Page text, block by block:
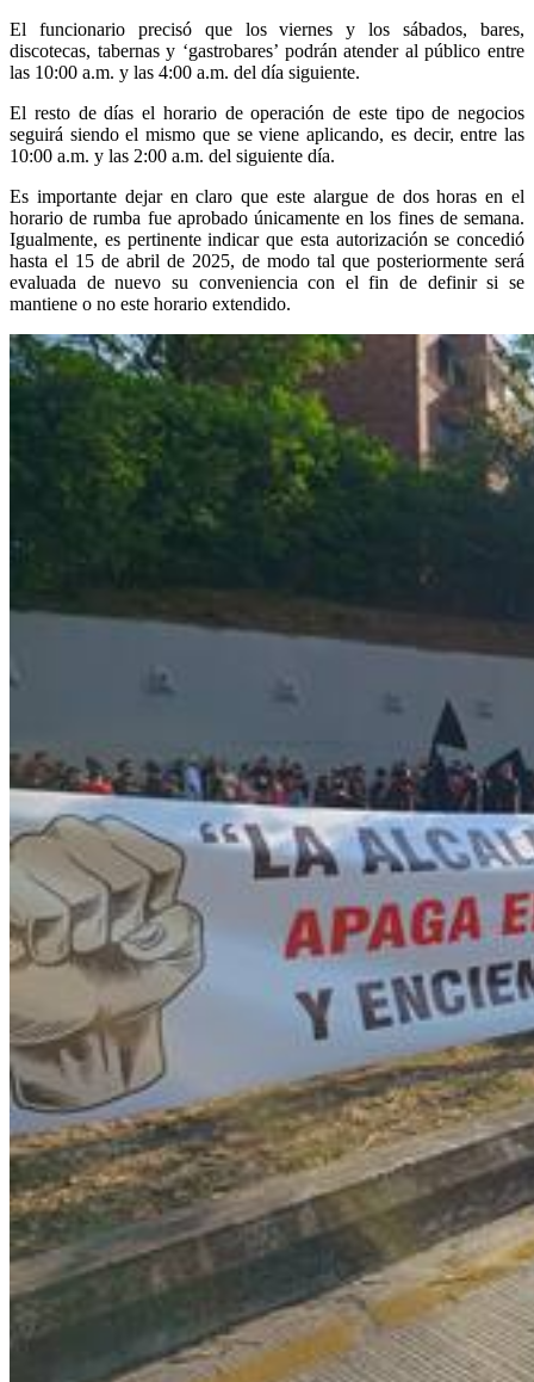
El funcionario precisó que los viernes y los sábados, bares,
discotecas, tabernas y ‘gastrobares’ podrán atender al público entre
las 10:00 a.m. y las 4:00 a.m. del día siguiente.
El resto de días el horario de operación de este tipo de negocios
seguirá siendo el mismo que se viene aplicando, es decir, entre las
10:00 a.m. y las 2:00 a.m. del siguiente día.
Es importante dejar en claro que este alargue de dos horas en el
horario de rumba fue aprobado únicamente en los fines de semana.
Igualmente, es pertinente indicar que esta autorización se concedió
hasta el 15 de abril de 2025, de modo tal que posteriormente será
evaluada de nuevo su conveniencia con el fin de definir si se
mantiene o no este horario extendido.